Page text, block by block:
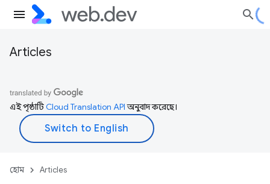
Articles
এই পৃষ্ঠাটিCloud Translation APIঅনুবাদ করেছে।
হোম Articles